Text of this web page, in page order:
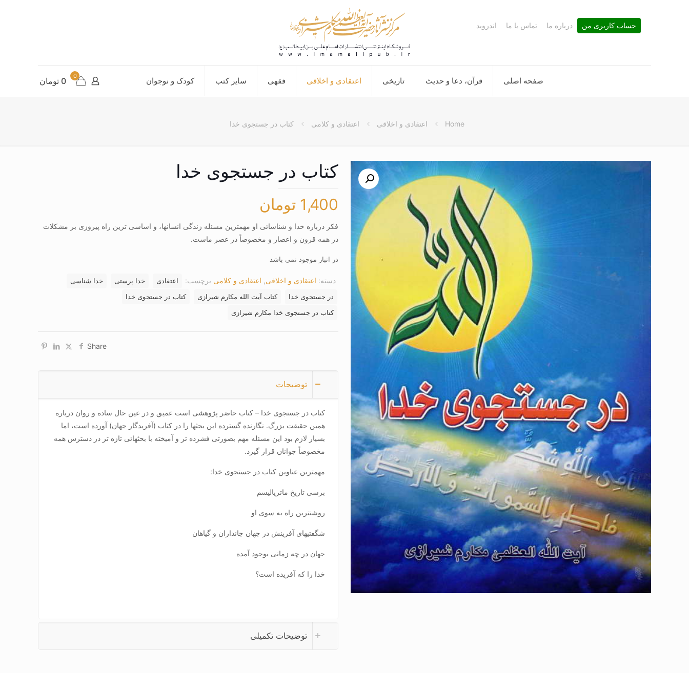
صفحه اصلی قرآن، دعا و حدیث تاریخی اعتقادی و اخلاقی فقهی سایر کتب کودک و نوجوان
حساب کاربری من درباره ما تماس با ما اندروید
0 0 تومان
Home اعتقادی و اخلاقی اعتقادی و کلامی کتاب در جستجوی خدا
کتاب در جستجوی خدا
1,400 تومان
فکر درباره خدا و شناسائی او مهمترین مسئله زندگی انسانها، و اساسی ترین راه پیروزی بر مشکلات
در همه قرون و اعصار و مخصوصاً در عصر ماست.
در انبار موجود نمی باشد
دسته: اعتقادی و اخلاقی, اعتقادی و کلامی برچسب: اعتقادی خدا پرستی خدا شناسی
در جستجوی خدا کتاب آیت الله مکارم شیرازی کتاب در جستجوی خدا
کتاب در جستجوی خدا مکارم شیرازی
Share
توضیحات
کتاب در جستجوی خدا – کتاب حاضر پژوهشی است عمیق و در عین حال ساده و روان درباره
همین حقیقت بزرگ. نگارنده گسترده این بحثها را در کتاب (آفریدگار جهان) آورده است، اما
بسیار لازم بود این مسئله مهم بصورتی فشرده تر و آمیخته با بحثهائی تازه تر در دسترس همه
مخصوصاً جوانان قرار گیرد.
مهمترین عناوین کتاب در جستجوی خدا:
برسی تاریخ ماتریالیسم
روشنترین راه به سوی او
شگفتیهای آفرینش در جهان جانداران و گیاهان
جهان در چه زمانی بوجود آمده
خدا را که آفریده است؟
توضیحات تکمیلی